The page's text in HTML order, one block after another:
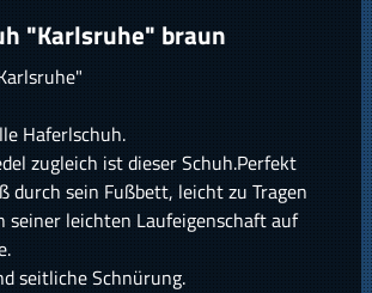
"Karlsruhe" braun
Haferlschuh.
zugleich ist dieser Schuh.Perfekt
durch sein Fußbett, leicht zu Tragen
seiner leichten Laufeigenschaft auf
seitliche Schnürung.